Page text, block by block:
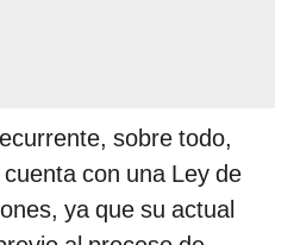
sobre todo,
cuenta con una Ley de
ya que su actual